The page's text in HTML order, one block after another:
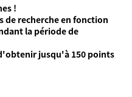
!
de recherche en fonction
la période de
jusqu'à 150 points